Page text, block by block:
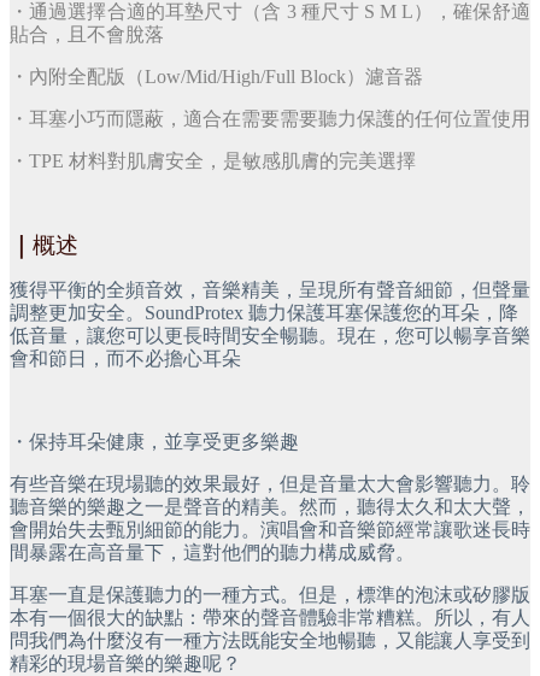
・通過選擇合適的耳墊尺寸（含 3 種尺寸 S M L），確保舒適
貼合，且不會脫落
・內附全配版（Low/Mid/High/Full Block）濾音器
・耳塞小巧而隱蔽，適合在需要需要聽力保護的任何位置使用
・TPE 材料對肌膚安全，是敏感肌膚的完美選擇
概述
獲得平衡的全頻音效，音樂精美，呈現所有聲音細節，但聲量
調整更加安全。SoundProtex 聽力保護耳塞保護您的耳朵，降
低音量，讓您可以更長時間安全暢聽。現在，您可以暢享音樂
會和節日，而不必擔心耳朵
・保持耳朵健康，並享受更多樂趣
有些音樂在現場聽的效果最好，但是音量太大會影響聽力。聆
聽音樂的樂趣之一是聲音的精美。然而，聽得太久和太大聲，
會開始失去甄別細節的能力。演唱會和音樂節經常讓歌迷長時
間暴露在高音量下，這對他們的聽力構成威脅。
耳塞一直是保護聽力的一種方式。但是，標準的泡沫或矽膠版
本有一個很大的缺點：帶來的聲音體驗非常糟糕。所以，有人
問我們為什麼沒有一種方法既能安全地暢聽，又能讓人享受到
精彩的現場音樂的樂趣呢？